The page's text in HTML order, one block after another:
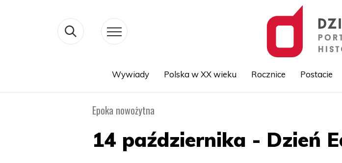
Wywiady Polska w XX wieku Rocznice Postacie
Epoka nowożytna
14 października - Dzień